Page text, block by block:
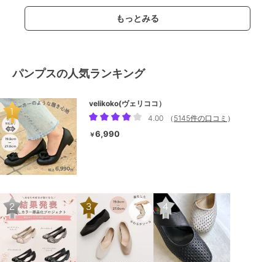
もっとみる
パンプスの人気ランキング
velikoko(ヴェリココ）
4.00
（ 5145件の口コミ ）
￥6,990